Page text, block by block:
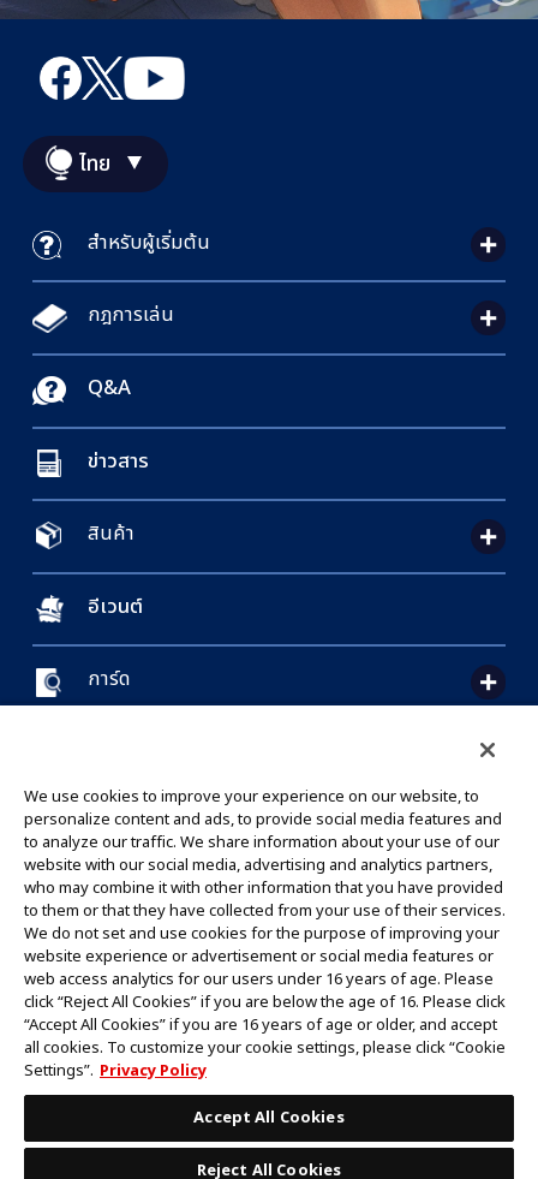
ไทย
สำหรับผู้เริ่มต้น
กฎการเล่น
Q&A
ข่าวสาร
สินค้า
อีเวนต์
การ์ด
GLOBAL ENTRANCE
©Eiichiro Oda/Shueisha
©Eiichiro Oda/Shueisha, Toei Animation
ห้ามคัดลอกรูปภาพ,ข้อความและข้อมูลทั้งหมดในเว็บไซต์นี้โดยไม่ได้รับอนุญาต
โปรดทราบว่ารูปภาพในเว็บไซต์นี้อาจแตกต่างจากสินค้าจริงที่อยู่ระหว่างการพัฒนา
*Apple และโลโก้ Apple เป็นเครื่องหมายการค้าของบริษัท Apple Inc.
*Google Play และโลโก้ Google Play เป็นเครื่องหมายการค้าหรือจดทะเบียน
เครื่องหมายการค้าของบริษัท Google LLC.
We use cookies to improve your experience on our website, to
personalize content and ads, to provide social media features and
to analyze our traffic. We share information about your use of our
website with our social media, advertising and analytics partners,
who may combine it with other information that you have provided
to them or that they have collected from your use of their services.
We do not set and use cookies for the purpose of improving your
website experience or advertisement or social media features or
web access analytics for our users under 16 years of age. Please
click “Reject All Cookies” if you are below the age of 16. Please click
“Accept All Cookies” if you are 16 years of age or older, and accept
all cookies. To customize your cookie settings, please click “Cookie
Settings”. Privacy Policy
Accept All Cookies
Reject All Cookies